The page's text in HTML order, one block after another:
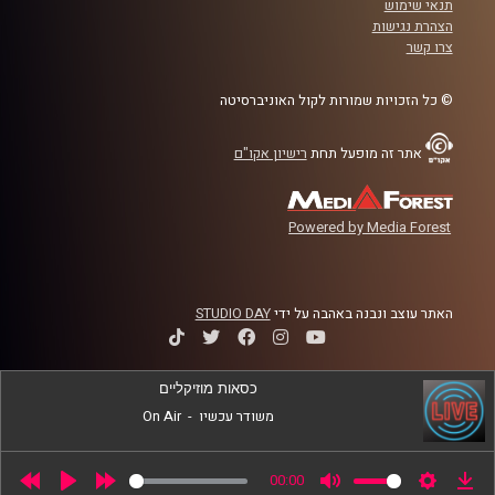
בביה"ס לפסיכולוגיה באוניברסיטת רייכמן.
קרדיט תמונות:
AudioVersity
תנאי שימוש
הצהרת נגישות
צרו קשר
© כל הזכויות שמורות לקול האוניברסיטה
אתר זה מופעל תחת רישיון אקו"ם
Powered by Media Forest
האתר עוצב ונבנה באהבה על ידיSTUDIO DAY
00:00
כסאות מוזיקליים
משודר עכשיו -
On Air